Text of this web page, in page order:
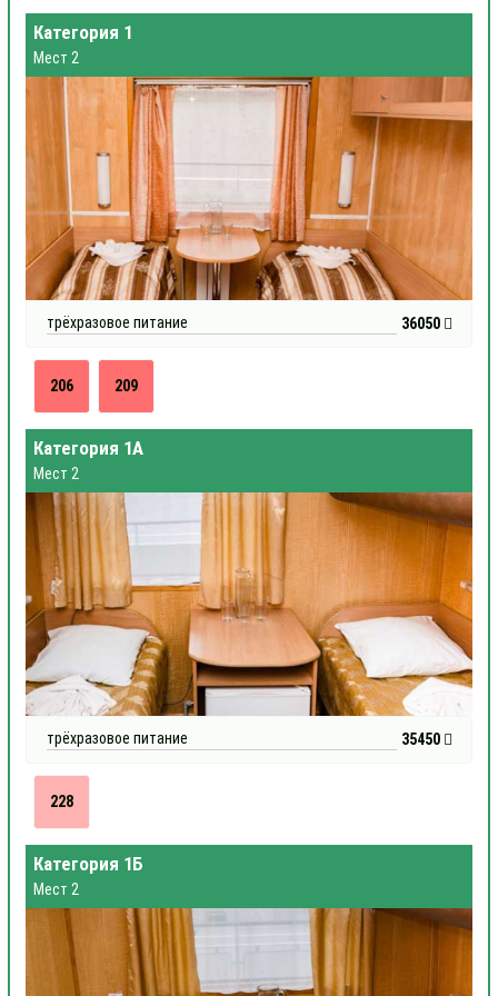
Категория 1
Мест 2
трёхразовое питание 36050
206 209
Категория 1А
Мест 2
трёхразовое питание 35450
228
Категория 1Б
Мест 2